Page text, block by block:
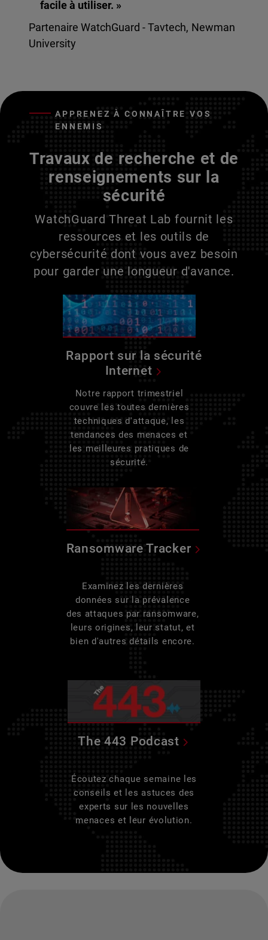
facile à utiliser. »
Partenaire WatchGuard - Tavtech, Newman
University
APPRENEZ À CONNAÎTRE VOS
ENNEMIS
Travaux de recherche et de
renseignements sur la
sécurité
WatchGuard Threat Lab fournit les
ressources et les outils de
cybersécurité dont vous avez besoin
pour garder une longueur d'avance.
Rapport sur la sécurité
Internet
Notre rapport trimestriel
couvre les toutes dernières
techniques d'attaque, les
tendances des menaces et
les meilleures pratiques de
sécurité.
Ransomware Tracker
Examinez les dernières
données sur la prévalence
des attaques par ransomware,
leurs origines, leur statut, et
bien d'autres détails encore.
The 443 Podcast
Écoutez chaque semaine les
conseils et les astuces des
experts sur les nouvelles
menaces et leur évolution.